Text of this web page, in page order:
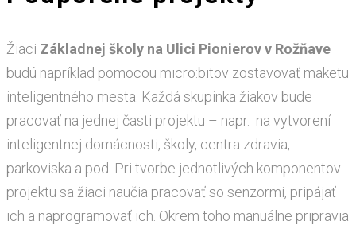
Žiaci Základnej školy na Ulici Pionierov v Rožňave
budú napríklad pomocou micro:bitov zostavovať maketu
inteligentného mesta. Každá skupinka žiakov bude
pracovať na jednej časti projektu – napr. na vytvorení
inteligentnej domácnosti, školy, centra zdravia,
parkoviska a pod. Pri tvorbe jednotlivých komponentov
projektu sa žiaci naučia pracovať so senzormi, pripájať
ich a naprogramovať ich. Okrem toho manuálne pripravia